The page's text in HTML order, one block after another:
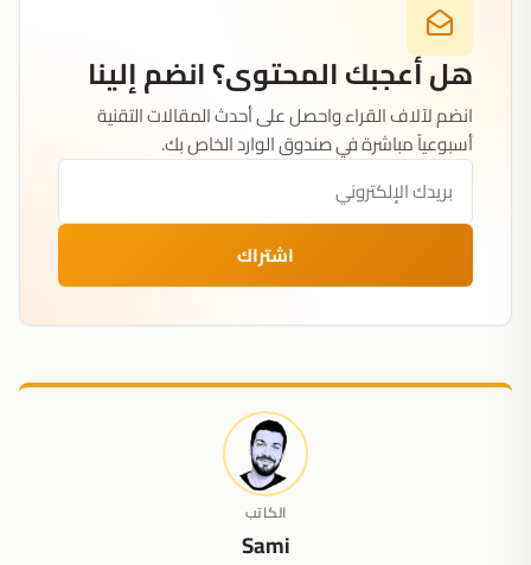
هل أعجبك المحتوى؟ انضم إلينا
انضم لآلاف القراء واحصل على أحدث المقالات التقنية
أسبوعياً مباشرة في صندوق الوارد الخاص بك.
اشتراك
الكاتب
Sami